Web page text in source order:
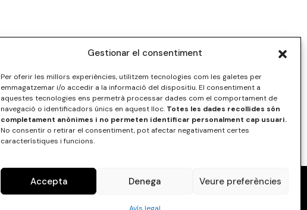
Gestionar el consentiment
Per oferir les millors experiències, utilitzem tecnologies com les galetes per
emmagatzemar i/o accedir a la informació del dispositiu. El consentiment a
aquestes tecnologies ens permetrà processar dades com el comportament de
navegació o identificadors únics en aquest lloc. Totes les dades recollides són
completament anònimes i no permeten identificar personalment cap usuari.
No consentir o retirar el consentiment, pot afectar negativament certes
característiques i funcions.
Accepta Denega Veure preferències
Contacteu